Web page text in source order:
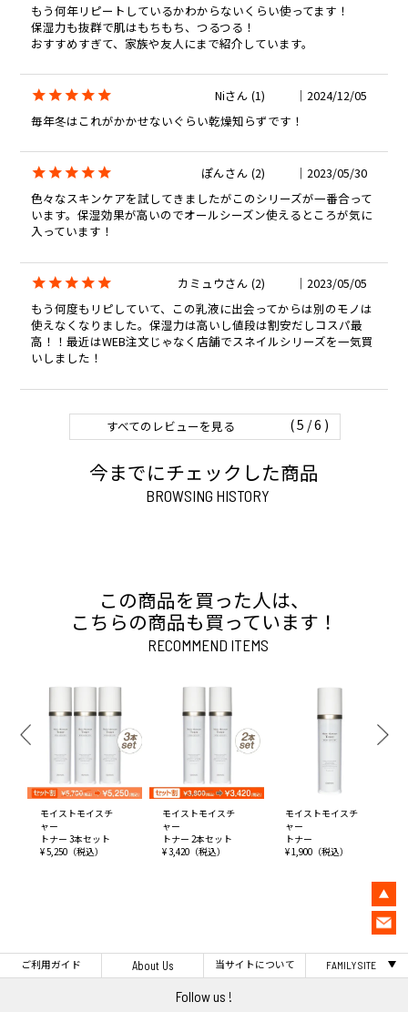
6
もう何年リピートしているかわからないくらい使ってます！
保湿力も抜群で肌はもちもち、つるつる！
おすすめすぎて、家族や友人にまで紹介しています。
Ni 1
2024/12/05
毎年冬はこれがかかせないぐらい乾燥知らずです！
ぽん 2
2023/05/30
色々なスキンケアを試してきましたがこのシリーズが一番合って
います。保湿効果が高いのでオールシーズン使えるところが気に
入っています！
カミュウ 2
2023/05/05
もう何度もリピしていて、この乳液に出会ってからは別のモノは
使えなくなりました。保湿力は高いし値段は割安だしコスパ最
高！！最近はWEB注文じゃなく店舗でスネイルシリーズを一気買
いしました！
すべてのレビューを見る
今までにチェックした商品
BROWSING HISTORY
この商品を買った人は、
こちらの商品も買っています！
RECOMMEND ITEMS
モイストモイスチ
ャー
トナー 3本セット
¥ 5,250（税込）
モイストモイスチ
ャー
トナー 2本セット
¥ 3,420（税込）
モイストモイスチ
ャー
トナー
¥ 1,900（税込）
ご利用ガイド About Us 当サイトについて FAMILY SITE
Follow us !